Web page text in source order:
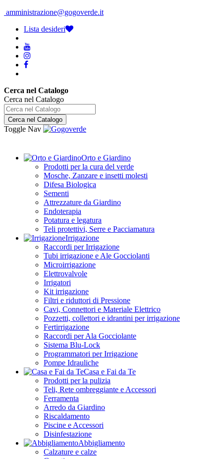
amministrazione@gogoverde.it
Lista desideri
Cerca nel Catalogo
Cerca nel Catalogo
Cerca nel Catalogo
Toggle Nav
Orto e Giardino
Prodotti per la cura del verde
Mosche, Zanzare e insetti molesti
Difesa Biologica
Sementi
Attrezzature da Giardino
Endoterapia
Potatura e legatura
Teli protettivi, Serre e Pacciamatura
Irrigazione
Raccordi per Irrigazione
Tubi irrigazione e Ale Gocciolanti
Microirrigazione
Elettrovalvole
Irrigatori
Kit irrigazione
Filtri e riduttori di Pressione
Cavi, Connettori e Materiale Elettrico
Pozzetti, collettori e idrantini per irrigazione
Fertirrigazione
Raccordi per Ala Gocciolante
Sistema Blu-Lock
Programmatori per Irrigazione
Pompe Idrauliche
Casa e Fai da Te
Prodotti per la pulizia
Teli, Rete ombreggiante e Accessori
Ferramenta
Arredo da Giardino
Riscaldamento
Piscine e Accessori
Disinfestazione
Abbigliamento
Calzature e calze